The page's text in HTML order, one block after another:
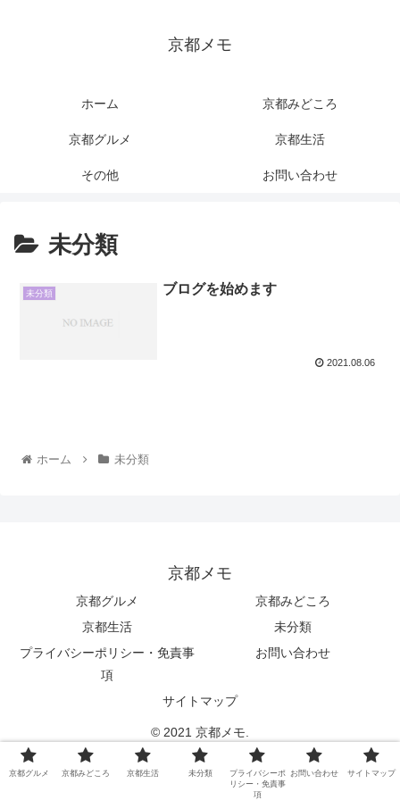
京都メモ
ホーム 京都みどころ
京都グルメ 京都生活
その他 お問い合わせ
未分類
未分類 ブログを始めます
2021.08.06
ホーム 未分類
京都メモ
京都グルメ
京都みどころ
京都生活
未分類
プライバシーポリシー・免責事
項
お問い合わせ
サイトマップ
© 2021 京都メモ.
京都グルメ 京都みどころ 京都生活 未分類
プライバシーポ
リシー・免責事
項
お問い合わせ サイトマップ